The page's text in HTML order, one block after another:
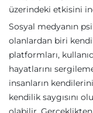
üzerindeki etkisini
Sosyal medyanın
olanlardan biri
platformları,
hayatlarını
insanların
kendilik saygısını